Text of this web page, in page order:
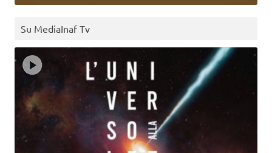
Su MediaInaf Tv